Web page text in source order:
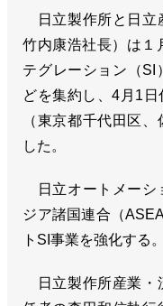
日立製作所と日立
竹内康浩社長）は１
テグレーション（SI
どを集約し、4月1
（東京都千代田区
した。
日立オートメーシ
ジア諸国連合（
トSI事業を強化する。
日立製作所産業・